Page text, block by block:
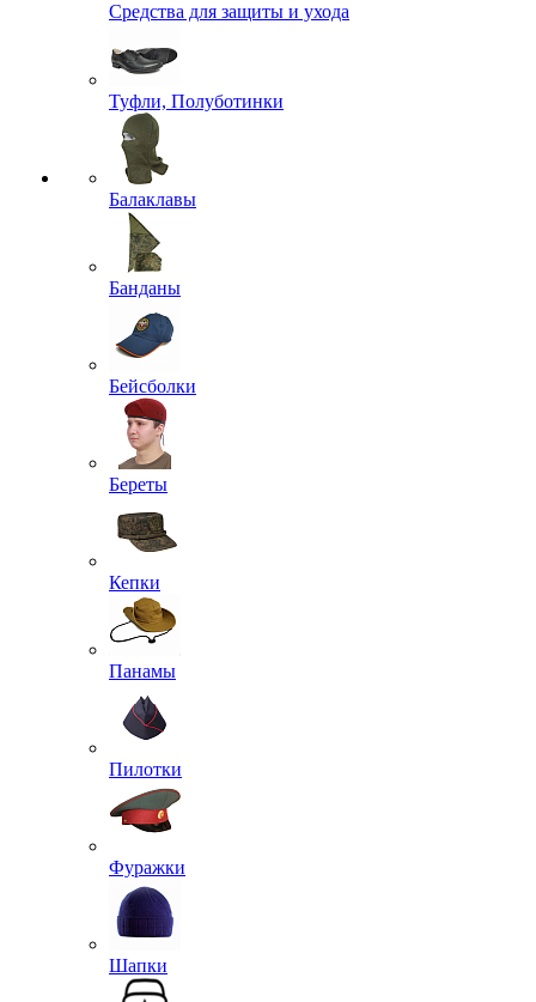
Средства для защиты и ухода
Туфли, Полуботинки
Балаклавы
Банданы
Бейсболки
Береты
Кепки
Панамы
Пилотки
Фуражки
Шапки